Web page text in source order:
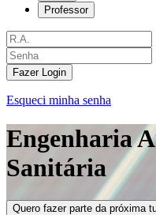
Professor
Fazer Login
Esqueci minha senha
Engenharia
Sanitária
Quero fazer parte da próxima